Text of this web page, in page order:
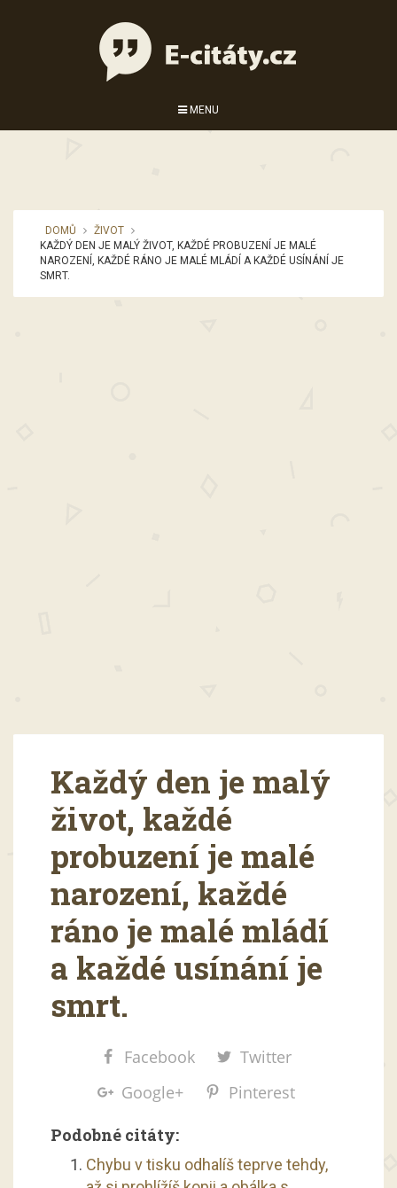
MENU
DOMŮ
ŽIVOT
KAŽDÝ DEN JE MALÝ ŽIVOT, KAŽDÉ PROBUZENÍ JE MALÉ
NAROZENÍ, KAŽDÉ RÁNO JE MALÉ MLÁDÍ A KAŽDÉ USÍNÁNÍ JE
SMRT.
Každý den je malý
život, každé
probuzení je malé
narození, každé
ráno je malé mládí
a každé usínání je
smrt.
Facebook
Twitter
Google+
Pinterest
Podobné citáty:
Chybu v tisku odhalíš teprve tehdy,